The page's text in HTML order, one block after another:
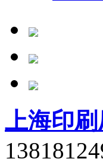
上海印刷